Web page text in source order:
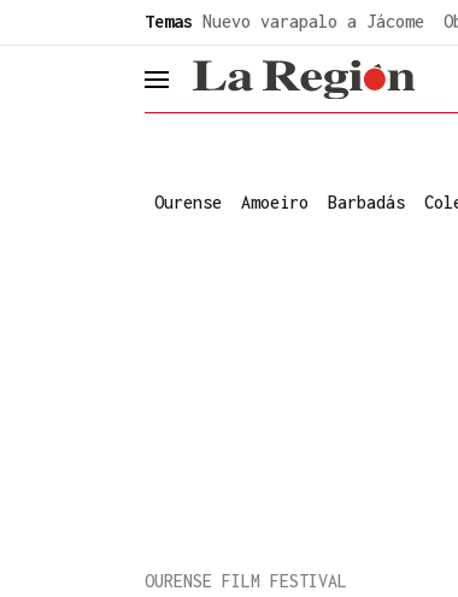
Temas Nuevo varapalo a Jácome
header.menu.open
Ourense Amoeiro Barbadás
OURENSE FILM FESTIVAL